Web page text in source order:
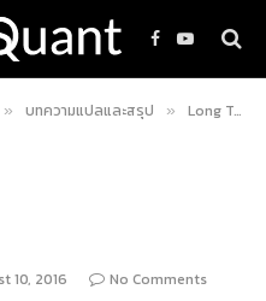
Facebook
YouTube
» บทความแปลและสรุป » Long Term P/E Ratio ความลับสำคัญในการวัดความถูก-แพงของราคาหุ้น!
10, 2016
No Comments